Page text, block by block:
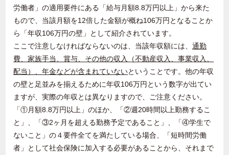
労働者」の適用要件にある「給与月額8.8万円以上」から来た
もので、当該月額を12倍した金額が概ね106万円となることか
ら「年収106万円の壁」として紹介されています。
ここで注意しなければならないのは、当該年収額には、通勤
費、家族手当、賞与、その他の収入（不動産収入、事業収入、
配当）、年金などが含まれていないということです。他の年収
の壁と足並みを揃えるために年収106万円という数字が出てい
ますが、実際の年収とは異なりますので、ご注意ください。
「①月額8.8万円以上」のほか、「②週 20時間以上勤務するこ
と」、「③2ヶ月を超える勤務予定であること」、「④学生で
ないこと」の４要件全てを満たしている場合、「短時間労働
者」として社会保険に加入する必要があることから、それまで